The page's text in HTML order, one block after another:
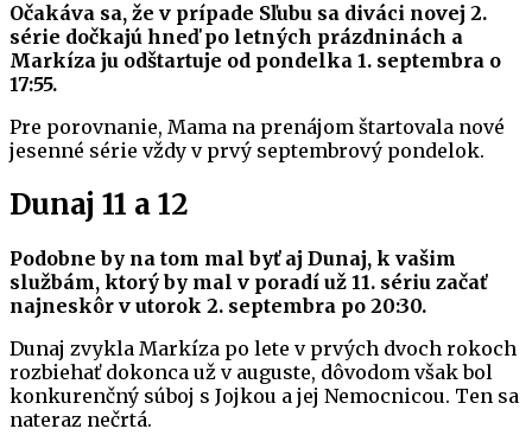
Očakáva sa, že v prípade Sľubu sa diváci novej 2.
série dočkajú hneď po letných prázdninách a
Markíza ju odštartuje od pondelka 1. septembra o
17:55.
Pre porovnanie, Mama na prenájom štartovala nové
jesenné série vždy v prvý septembrový pondelok.
Dunaj 11 a 12
Podobne by na tom mal byť aj Dunaj, k vašim
službám, ktorý by mal v poradí už 11. sériu začať
najneskôr v utorok 2. septembra po 20:30.
Dunaj zvykla Markíza po lete v prvých dvoch rokoch
rozbiehať dokonca už v auguste, dôvodom však bol
konkurenčný súboj s Jojkou a jej Nemocnicou. Ten sa
nateraz nečrtá.